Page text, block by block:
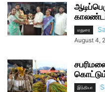
மதுரை
August 4,
இந்தியா